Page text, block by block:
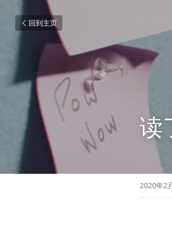
回到主页
读
2020年2